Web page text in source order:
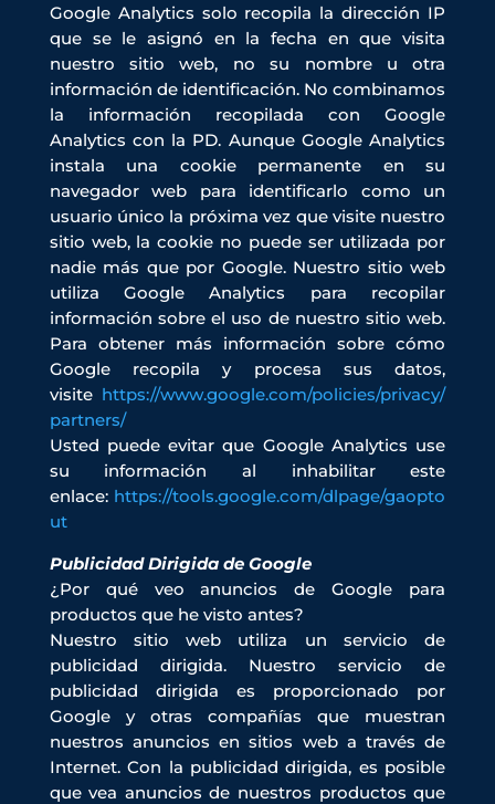
Google Analytics solo recopila la dirección IP
que se le asignó en la fecha en que visita
nuestro sitio web, no su nombre u otra
información de identificación. No combinamos
la información recopilada con Google
Analytics con la PD. Aunque Google Analytics
instala una cookie permanente en su
navegador web para identificarlo como un
usuario único la próxima vez que visite nuestro
sitio web, la cookie no puede ser utilizada por
nadie más que por Google. Nuestro sitio web
utiliza Google Analytics para recopilar
información sobre el uso de nuestro sitio web.
Para obtener más información sobre cómo
Google recopila y procesa sus datos,
visite https://www.google.com/policies/privacy/
partners/
Usted puede evitar que Google Analytics use
su información al inhabilitar este
enlace: https://tools.google.com/dlpage/gaopto
ut
Publicidad Dirigida de Google
¿Por qué veo anuncios de Google para
productos que he visto antes?
Nuestro sitio web utiliza un servicio de
publicidad dirigida. Nuestro servicio de
publicidad dirigida es proporcionado por
Google y otras compañías que muestran
nuestros anuncios en sitios web a través de
Internet. Con la publicidad dirigida, es posible
que vea anuncios de nuestros productos que